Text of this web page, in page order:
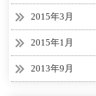
2015年3月
2015年1月
2013年9月